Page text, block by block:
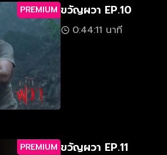
PREMIUM ขวัญผวา EP.10
0:44:11 นาที
PREMIUM ขวัญผวา EP.11